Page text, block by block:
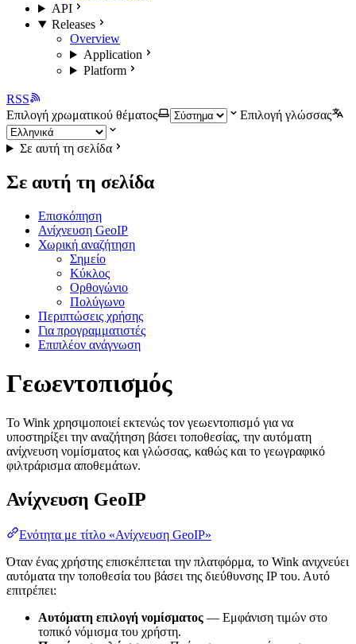
API
Releases
Overview
Application
Platform
RSS
Επιλογή χρωματικού θέματος
Επιλογή γλώσσας
Σε αυτή τη σελίδα
Σε αυτή τη σελίδα
Επισκόπηση
Ανίχνευση GeoIP
Χωρική αναζήτηση
Σημείο
Κύκλος
Ορθογώνιο
Πολύγωνο
Περιπτώσεις χρήσης
Για προγραμματιστές
Επιπλέον ανάγνωση
Γεωεντοπισμός
Το Wink χρησιμοποιεί εκτενώς τον γεωεντοπισμό για να
υποστηρίξει την αναζήτηση βάσει τοποθεσίας, την αυτόματη
ανίχνευση νομίσματος και γλώσσας, καθώς και το γεωγραφικό
φιλτράρισμα αποθεμάτων.
Ανίχνευση GeoIP
Ενότητα με τίτλο «Ανίχνευση GeoIP»
Όταν ένας χρήστης επισκέπτεται την πλατφόρμα, το Wink ανιχνεύει
αυτόματα την τοποθεσία του βάσει της διεύθυνσης IP του. Αυτό
επιτρέπει:
Αυτόματη επιλογή νομίσματος — Εμφάνιση τιμών στο
τοπικό νόμισμα του χρήστη.